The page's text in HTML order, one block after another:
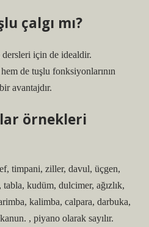
çalgı mı?
için de idealdir.
de tuşlu fonksiyonlarının
avantajdır.
örnekleri
timpani, ziller, davul, üçgen,
kudüm, dulcimer, ağızlık,
kalimba, calpara, darbuka,
, piyano olarak sayılır.